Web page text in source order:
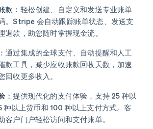
款： 轻松创建、自定义和发送专业账单
Stripe 会自动跟踪账单状态、发送支
退款，助您随时掌握现金流。
通过集成的全球支付、自动提醒和人工
款工具，减少应收账款回收天数，加速
回收更多收入。
：提供现代化的支付体验，支持 25 种以
种以上货币和 100 种以上支付方式。客
客户门户轻松访问和支付账单。